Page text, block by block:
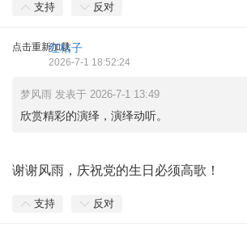
支持 反对
点击重新加载
红桔子
2026-7-1 18:52:24
梦风雨 发表于 2026-7-1 13:49
欣赏精彩的演绎，演绎动听。
谢谢风雨，庆祝党的生日必须高歌！
支持 反对